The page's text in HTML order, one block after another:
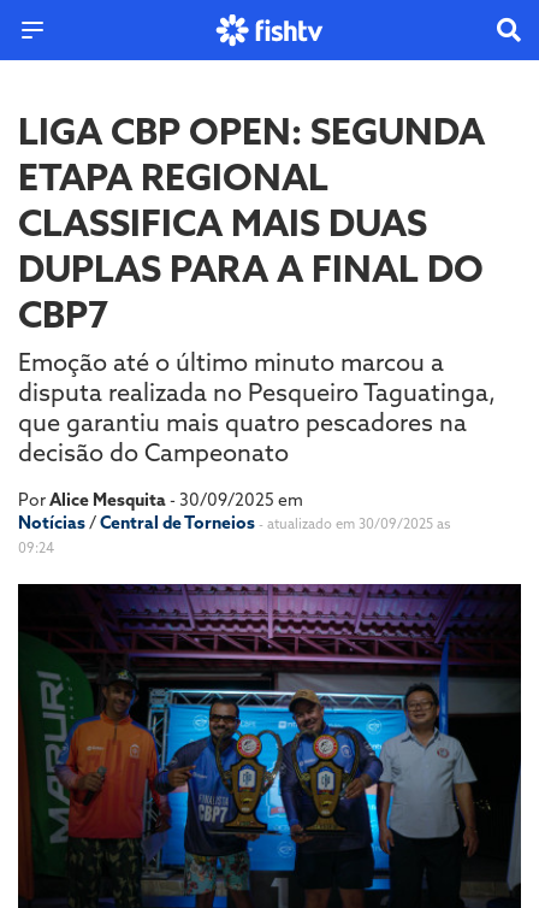
LIGA CBP OPEN: SEGUNDA
ETAPA REGIONAL
CLASSIFICA MAIS DUAS
DUPLAS PARA A FINAL DO
CBP7
Emoção até o último minuto marcou a
disputa realizada no Pesqueiro Taguatinga,
que garantiu mais quatro pescadores na
decisão do Campeonato
PorAlice Mesquita- 30/09/2025 em
Notícias/Central de Torneios - atualizado em 30/09/2025 as
09:24